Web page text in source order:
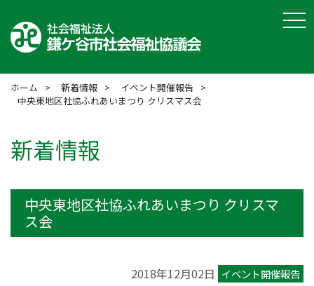
ホーム 新着情報
イベント開催報告
中央東地区社協ふれあいまつり クリスマス会
新着情報
中央東地区社協ふれあいまつり クリスマ
ス会
2018年12月02日 イベント開催報告